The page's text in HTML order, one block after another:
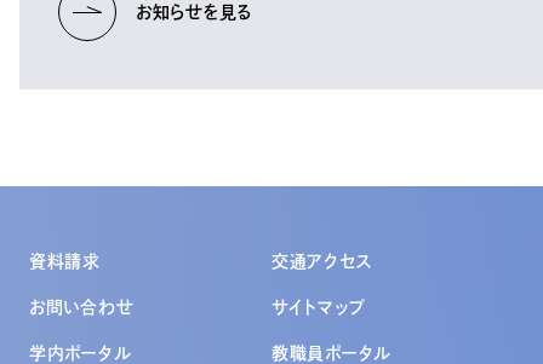
お知らせを見る
資料請求 交通アクセス
お問い合わせ サイトマップ
学内ポータル 教職員ポータル